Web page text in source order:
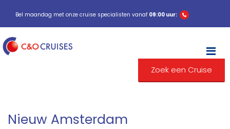
Bel maandag met onze cruise specialisten vanaf 09:00 uur:
Zoek een Cruise
Nieuw Amsterdam